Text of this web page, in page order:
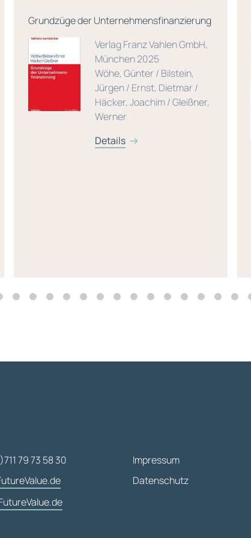
Grundzüge der Unternehmensfinanzierung
Verlag Franz Vahlen GmbH,
München 2025
Wöhe, Günter / Bilstein,
Jürgen / Ernst, Dietmar /
Häcker, Joachim / Gleißner,
Werner
Details
79 73 58 30
Impressum
Datenschutz